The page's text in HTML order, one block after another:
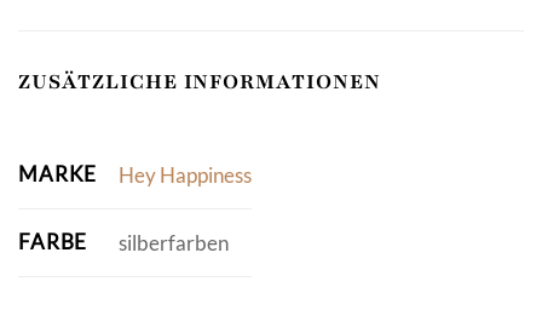
ZUSÄTZLICHE INFORMATIONEN
MARKE Hey Happiness
FARBE silberfarben